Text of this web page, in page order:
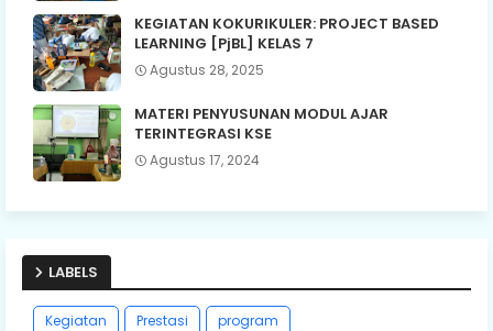
KEGIATAN KOKURIKULER: PROJECT BASED
LEARNING [PjBL] KELAS 7
Agustus 28, 2025
MATERI PENYUSUNAN MODUL AJAR
TERINTEGRASI KSE
Agustus 17, 2024
LABELS
Kegiatan Prestasi program